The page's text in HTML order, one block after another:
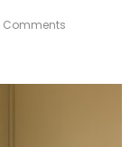
Comments